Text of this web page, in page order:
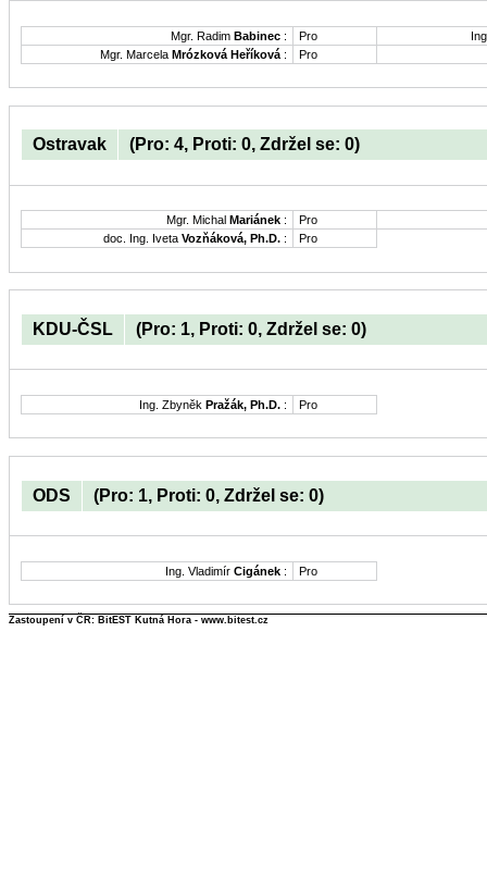
Mgr. Radim Babinec : Pro
Mgr. Marcela Mrózková Heříková : Pro
Ostravak (Pro: 4, Proti: 0, Zdržel se: 0)
Mgr. Michal Mariánek :
Pro
doc. Ing. Iveta Vozňáková, Ph.D. : Pro
KDU-ČSL (Pro: 1, Proti: 0, Zdržel se: 0)
Ing. Zbyněk Pražák, Ph.D. : Pro
ODS (Pro: 1, Proti: 0, Zdržel se: 0)
Ing. Vladimír Cigánek : Pro
Zastoupení v ČR: BitEST Kutná Hora - www.bitest.cz